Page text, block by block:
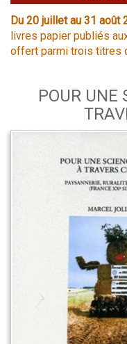
Du 20 juillet au 31 août
livres papier publiés
offert parmi trois titres
POUR UNE